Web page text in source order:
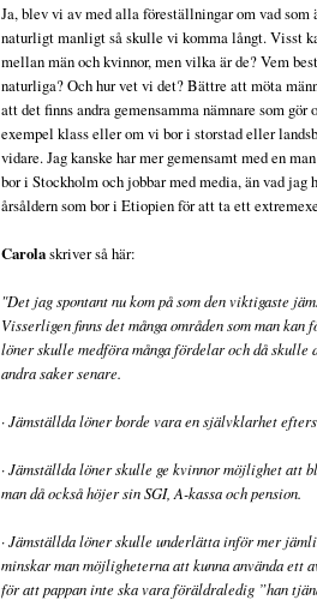
Ja, blev vi av med alla föreställningar om vad
naturligt manligt så skulle vi komma långt. Visst
mellan män och kvinnor, men vilka är de? Vem
naturliga? Och hur vet vi det? Bättre att möta
att det finns andra gemensamma nämnare som
exempel klass eller om vi bor i storstad eller
vidare. Jag kanske har mer gemensamt med en
bor i Stockholm och jobbar med media, än vad jag
årsåldern som bor i Etiopien för att ta ett
Carolaskriver så här:
"Det jag spontant nu kom på som den viktigaste
Visserligen finns det många områden som man
löner skulle medföra många fördelar och då
andra saker senare.
· Jämställda löner borde vara en självklarhet
· Jämställda löner skulle ge kvinnor möjlighet att
man då också höjer sin SGI, A-kassa och pension.
· Jämställda löner skulle underlätta inför mer
minskar man möjligheterna att kunna använda ett
för att pappan inte ska vara föräldraledig ”han